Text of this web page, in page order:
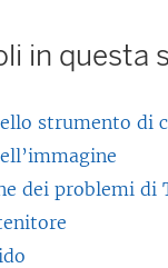
in questa
strumento di
dei problemi di